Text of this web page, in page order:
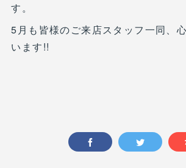
す。
5月も皆様のご来店スタッフ一同、
います!!